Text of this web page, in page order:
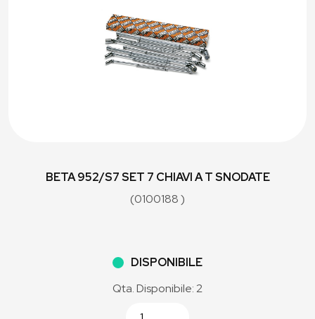
BETA 952/S7 SET 7 CHIAVI A T SNODATE
(0100188 )
DISPONIBILE
Qta. Disponibile: 2